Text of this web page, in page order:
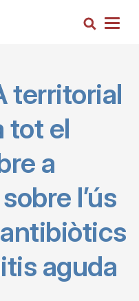
Busca
territorial
tot el
a
l’ús
aguda